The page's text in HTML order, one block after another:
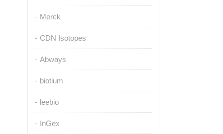
Merck
CDN Isotopes
Abways
biotium
leebio
InGex